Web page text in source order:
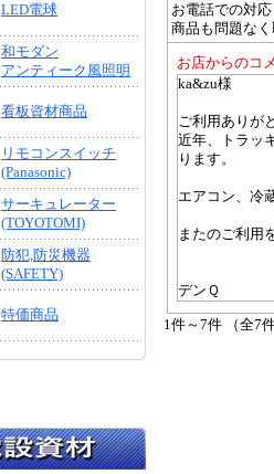
LED電球
和モダン
アンティーク風照明
看板資材商品
リモコンスイッチ
(Panasonic)
サーキュレーター
(TOYOTOMI)
防犯,防災機器
(SAFETY)
特価商品
お電話での対
商品も問題な
お店からのコ
ka&zu様
ご利用ありが
近年、トラッ
ります。
エアコン、冷
またのご利用
デンＱ
1件～7件 （全7件